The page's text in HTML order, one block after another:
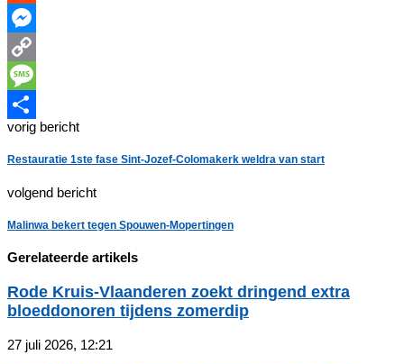
Reddit
Messenger
Copy
Link
Message
Delen
vorig bericht
Restauratie 1ste fase Sint-Jozef-Colomakerk weldra van start
volgend bericht
Malinwa bekert tegen Spouwen-Mopertingen
Gerelateerde artikels
Rode Kruis-Vlaanderen zoekt dringend extra
bloeddonoren tijdens zomerdip
27 juli 2026, 12:21